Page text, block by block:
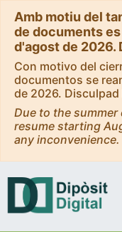
Amb motiu del
de documents
d'agost de 2026.
Con motivo del
documentos se
de 2026.
Due to the
resume starting
any inconvenience.